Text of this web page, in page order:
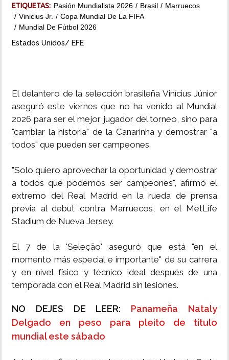
ETIQUETAS: Pasión Mundialista 2026 Brasil
Marruecos
Vinicius Jr.
Copa Mundial De La FIFA
Mundial De Fútbol 2026
Estados Unidos/ EFE
El delantero de la selección brasileña Vinícius Júnior
aseguró este viernes que no ha venido al Mundial
2026 para ser el mejor jugador del torneo, sino para
"cambiar la historia" de la Canarinha y demostrar "a
todos" que pueden ser campeones.
"Solo quiero aprovechar la oportunidad y demostrar
a todos que podemos ser campeones", afirmó el
extremo del Real Madrid en la rueda de prensa
previa al debut contra Marruecos, en el MetLife
Stadium de Nueva Jersey.
El 7 de la 'Seleção' aseguró que está "en el
momento más especial e importante" de su carrera
y en nivel físico y técnico ideal después de una
temporada con el Real Madrid sin lesiones.
NO DEJES DE LEER: Panameña Nataly
Delgado en peso para pleito de título
mundial este sábado